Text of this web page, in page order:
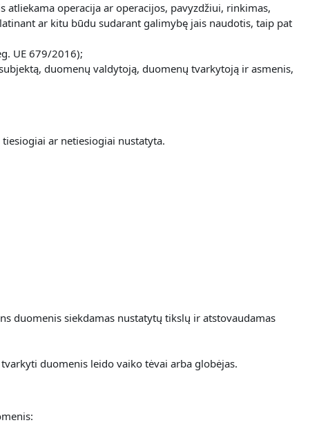
operacija ar operacijos, pavyzdžiui, rinkimas,
ar kitu būdu sudarant galimybę jais naudotis, taip pat
UE 679/2016);
duomenų valdytoją, duomenų tvarkytoją ir asmenis,
ar netiesiogiai nustatyta.
duomenis siekdamas nustatytų tikslų ir atstovaudamas
duomenis leido vaiko tėvai arba globėjas.